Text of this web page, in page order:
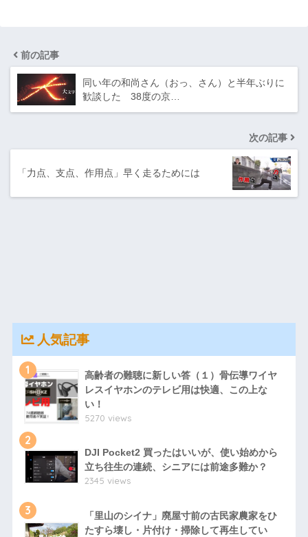
前の記事
同い年の和尚さん（おっ、さん）と半年ぶりに
歓談した 38度の京…
次の記事
「力点、支点、作用点」早く走るためには
人気記事
1
高齢者の難聴に新しい答（１）骨伝導ワイヤ
レスイヤホンのテレビ用は快適、この上な
い！
5270 views
2
DJI Pocket2 買ったはいいが、使い始めから
立ち往生の連続、シニアには前途多難か？
2345 views
3
「里山のシイナ」廃屋寸前の古民家農家をひ
たすら壊し・片付け・掃除して再生してい